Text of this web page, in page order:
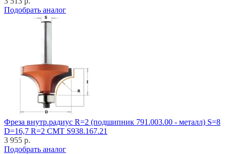
Подобрать аналог
Фреза внутр.радиус R=2 (подшипник 791.003.00 - металл) S=8
D=16,7 R=2 CMT S938.167.21
3 955 р.
Подобрать аналог